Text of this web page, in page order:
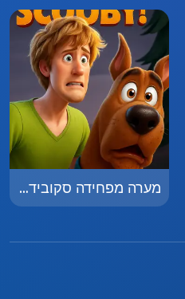
מערה מפחידה סקובידו - Scary Cave Scooby-Doo